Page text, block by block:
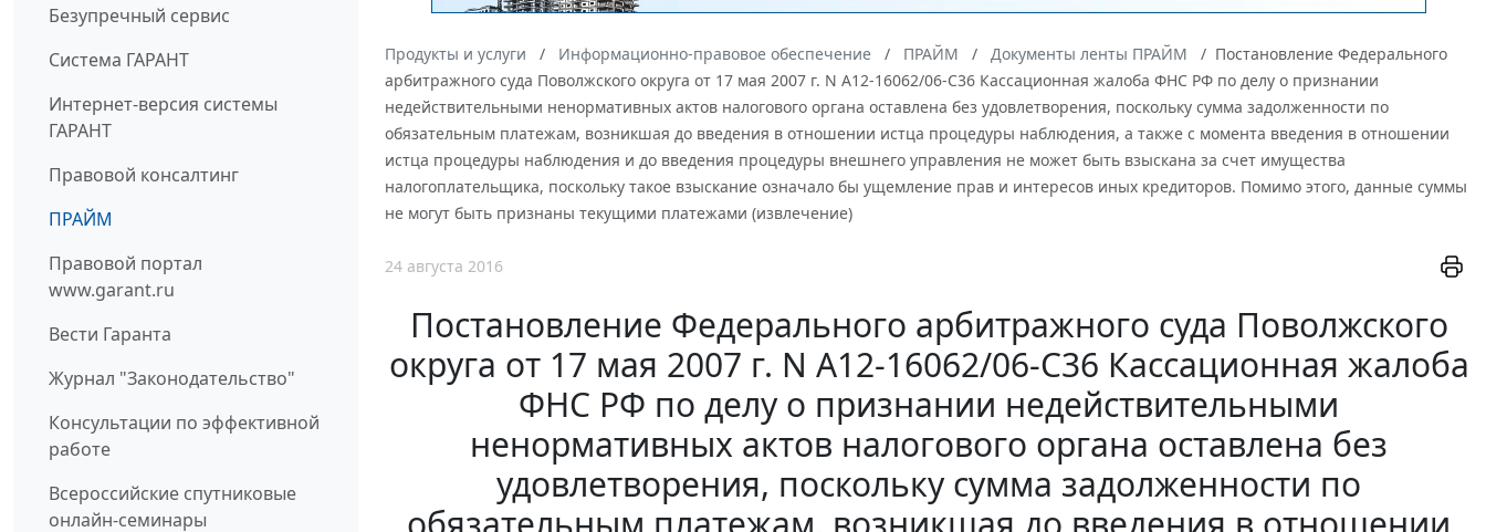
Безупречный сервис
Система ГАРАНТ
Интернет-версия системы
ГАРАНТ
Правовой консалтинг
ПРАЙМ
Правовой портал
www.garant.ru
Вести Гаранта
Журнал "Законодательство"
Консультации по эффективной
работе
Всероссийские спутниковые
онлайн-семинары
Продукты и услуги Информационно-правовое обеспечение ПРАЙМ Документы ленты ПРАЙМ
Постановление Федерального
арбитражного суда Поволжского округа от 17 мая 2007 г. N А12-16062/06-С36 Кассационная жалоба ФНС РФ по делу о признании
недействительными ненормативных актов налогового органа оставлена без удовлетворения, поскольку сумма задолженности по
обязательным платежам, возникшая до введения в отношении истца процедуры наблюдения, а также с момента введения в отношении
истца процедуры наблюдения и до введения процедуры внешнего управления не может быть взыскана за счет имущества
налогоплательщика, поскольку такое взыскание означало бы ущемление прав и интересов иных кредиторов. Помимо этого, данные суммы
не могут быть признаны текущими платежами (извлечение)
24 августа 2016
Постановление Федерального арбитражного суда Поволжского
округа от 17 мая 2007 г. N А12-16062/06-С36 Кассационная жалоба
ФНС РФ по делу о признании недействительными
ненормативных актов налогового органа оставлена без
удовлетворения, поскольку сумма задолженности по